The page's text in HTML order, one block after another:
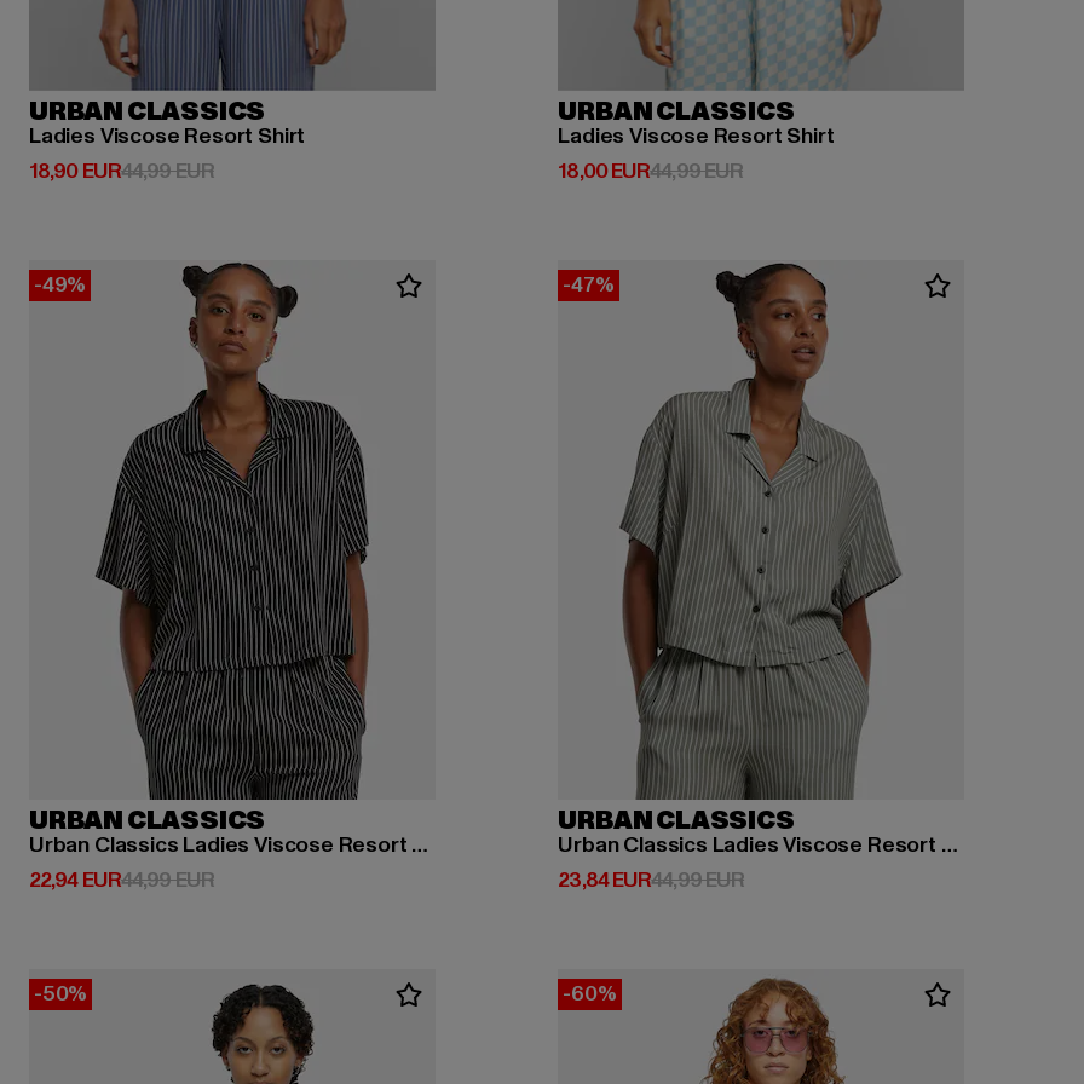
URBAN CLASSICS
Ladies Viscose Resort Shirt
18,90 EUR
Derzeitiger Preis: 18,90 EUR
44,99 EURAktionspreis: 44,99 EUR
URBAN CLASSICS
Ladies Viscose Resort Shirt
18,00 EUR
Derzeitiger Preis: 18,00 EUR
44,99 EURAktionspreis: 44,99 EUR
-49%
URBAN CLASSICS
Urban Classics Ladies Viscose Resort Shirt
22,94 EUR
Derzeitiger Preis: 22,94 EUR
44,99 EURAktionspreis: 44,99 EUR
-47%
URBAN CLASSICS
Urban Classics Ladies Viscose Resort Shirt
23,84 EUR
Derzeitiger Preis: 23,84 EUR
44,99 EURAktionspreis: 44,99 EUR
-50% -60%